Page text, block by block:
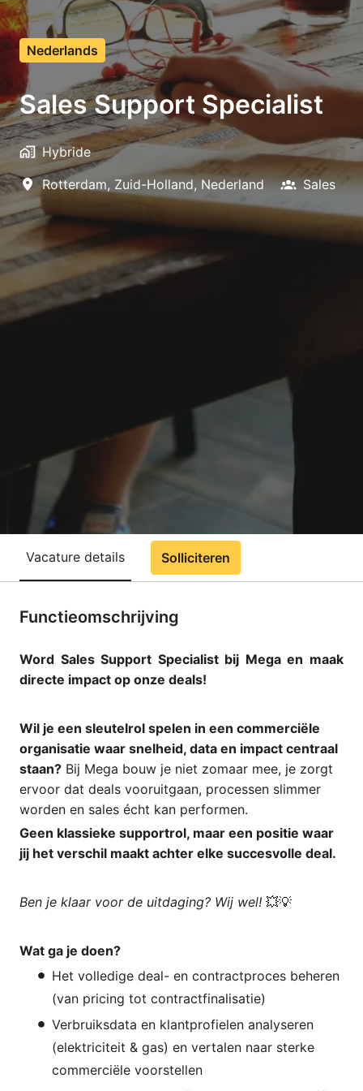
Nederlands
Sales Support Specialist
Hybride
Rotterdam, Zuid-Holland, Nederland Sales
Vacature details Solliciteren
Functieomschrijving
Word Sales Support Specialist bij Mega en maak
directe impact op onze deals!
Wil je een sleutelrol spelen in een commerciële
organisatie waar snelheid, data en impact centraal
staan? Bij Mega bouw je niet zomaar mee, je zorgt
ervoor dat deals vooruitgaan, processen slimmer
worden en sales écht kan performen.
Geen klassieke supportrol, maar een positie waar
jij het verschil maakt achter elke succesvolle deal.
Ben je klaar voor de uitdaging? Wij wel! 💥💡
Wat ga je doen?
Het volledige deal- en contractproces beheren
(van pricing tot contractfinalisatie)
Verbruiksdata en klantprofielen analyseren
(elektriciteit & gas) en vertalen naar sterke
commerciële voorstellen